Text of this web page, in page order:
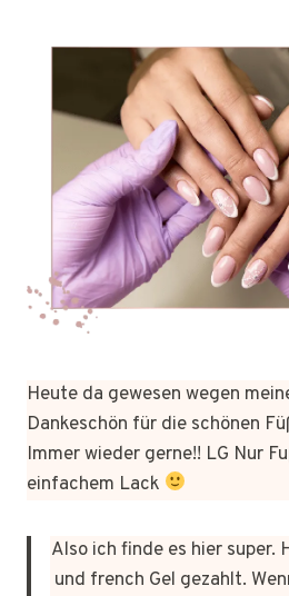
Heute da gewesen wegen
Dankeschön für die schönen
Immer wieder gerne!! LG Nur
einfachem Lack
Also ich finde es hier super.
und french Gel gezahlt.